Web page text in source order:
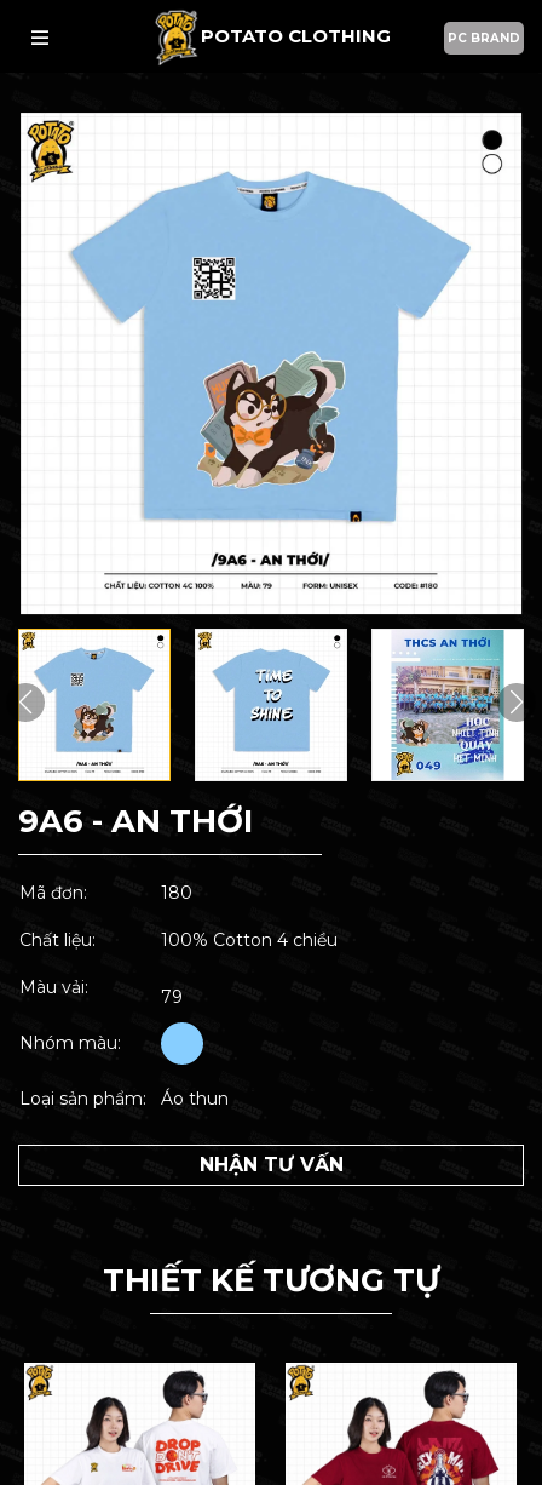
POTATO CLOTHING PC BRAND
9A6 - AN THỚI
Mã đơn: 180
Chất liệu: 100% Cotton 4 chiều
Màu vải: 79
Nhóm màu:
Loại sản phẩm: Áo thun
NHẬN TƯ VẤN
THIẾT KẾ TƯƠNG TỰ